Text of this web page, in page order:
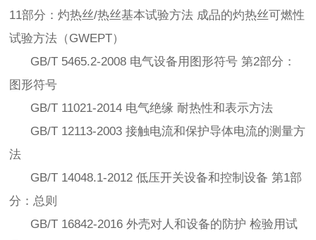
11部分：灼热丝/热丝基本试验方法 成品的灼热丝可燃性
试验方法（GWEPT）
GB/T 5465.2-2008 电气设备用图形符号 第2部分：
图形符号
GB/T 11021-2014 电气绝缘 耐热性和表示方法
GB/T 12113-2003 接触电流和保护导体电流的测量方
法
GB/T 14048.1-2012 低压开关设备和控制设备 第1部
分：总则
GB/T 16842-2016 外壳对人和设备的防护 检验用试